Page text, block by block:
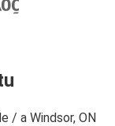
/ a Windsor, ON